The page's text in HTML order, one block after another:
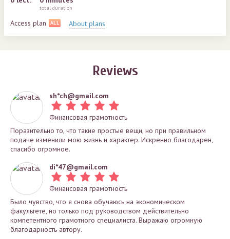
total duration
Access plan ALL About plans
Reviews
sh*ch@gmail.com
Финансовая грамотность
Поразительно то, что такие простые вещи, но при правильном
подаче изменили мою жизнь и характер. Искренно благодарен,
спасибо огромное.
di*47@gmail.com
Финансовая грамотность
Было чувство, что я снова обучаюсь на экономическом
факультете, но только под руководством действительно
компетентного грамотного специалиста. Выражаю огромную
благодарность автору.